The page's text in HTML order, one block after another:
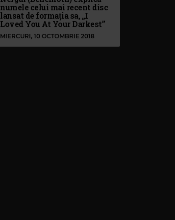
numele celui mai recent disc
lansat de formația sa, „I
Loved You At Your Darkest”
MIERCURI, 10 OCTOMBRIE 2018